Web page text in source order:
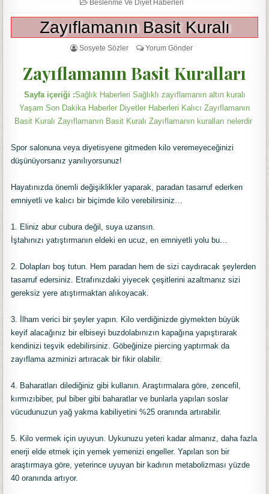
Beslenme Ve Diyet Haberleri
Zayıflamanın Basit Kuralı
Sosyete Sözler Yorum Gönder
Zayıflamanın Basit Kuralları
Sayfa içeriği :Sağlık Haberleri Sağlıklı zayıflamanın altın kuralı
Yaşam Son Dakika Haberler Diyetler Haberleri Kalıcı Zayıflamanın
Basit Kuralı Zayıflamanın Basit Kuralı Zayıflamanın kuralları nelerdir
Spor salonuna veya diyetisyene gitmeden kilo veremeyeceğinizi
düşünüyorsanız yanılıyorsunuz!
Hayatınızda önemli değişiklikler yaparak, paradan tasarruf ederken
emniyetli ve kalıcı bir biçimde kilo verebilirsiniz…
1. Eliniz abur cubura değil, suya uzansın.
İştahınızı yatıştırmanın eldeki en ucuz, en emniyetli yolu bu…
2. Dolapları boş tutun. Hem paradan hem de sizi caydıracak şeylerden
tasarruf edersiniz. Etrafınızdaki yiyecek çeşitlerini azaltmanız sizi
gereksiz yere atıştırmaktan alıkoyacak.
3. İlham verici bir şeyler yapın. Kilo verdiğinizde giymekten büyük
keyif alacağınız bir elbiseyi buzdolabınızın kapağına yapıştırarak
kendinizi teşvik edebilirsiniz. Göbeğinize piercing yaptırmak da
zayıflama azminizi artıracak bir fikir olabilir.
4. Baharatları dilediğiniz gibi kullanın. Araştırmalara göre, zencefil,
kırmızıbiber, pul biber gibi baharatlar ve bunlarla yapılan soslar
vücudunuzun yağ yakma kabiliyetini %25 oranında artırabilir.
5. Kilo vermek için uyuyun. Uykunuzu yeteri kadar almanız, daha fazla
enerji elde etmek için yemek yemenizi engeller. Yapılan son bir
araştırmaya göre, yeterince uyuyan bir kadının metabolizması yüzde
40 oranında artıyor.